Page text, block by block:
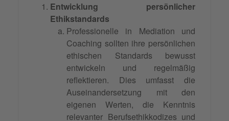
Entwicklung persönlicher
Ethikstandards
Professionelle in Mediation und
Coaching sollten ihre persönlichen
ethischen Standards bewusst
entwickeln und regelmäßig
reflektieren. Dies umfasst die
Auseinandersetzung mit den
eigenen Werten, die Kenntnis
relevanter Berufsethikkodizes und